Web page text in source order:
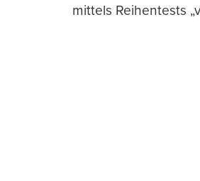
mittels Reihentests